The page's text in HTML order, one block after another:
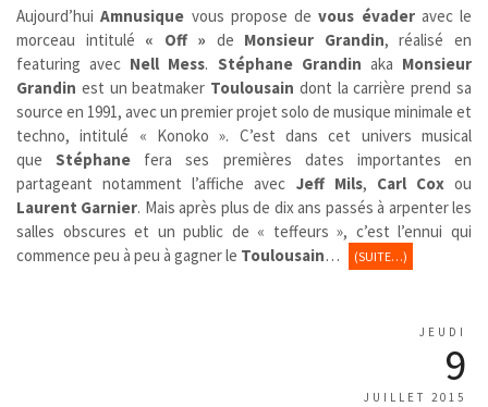
Aujourd’huiAmnusique vous propose devous évaderavec le
morceau intitulé « Off » de Monsieur Grandin, réalisé en
featuring avec Nell Mess. Stéphane Grandin aka Monsieur
Grandin est un beatmaker Toulousain dont la carrière prend sa
source en 1991, avec un premier projet solo de musique minimale et
techno, intitulé « Konoko ». C’est dans cet univers musical
queStéphane fera ses premières dates importantes en
partageant notamment l’affiche avec Jeff Mils, Carl Coxou
Laurent Garnier. Mais après plus de dix ans passés à arpenter les
salles obscures et un public de « teffeurs », c’est l’ennui qui
commence peu à peu à gagner le Toulousain… (SUITE…)
JEUDI
9
JUILLET 2015